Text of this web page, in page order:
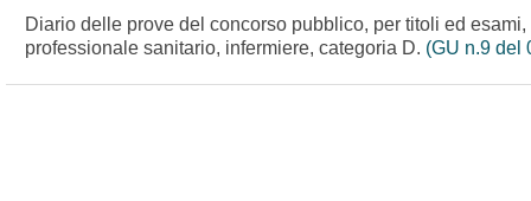
Diario delle prove del concorso pubblico, per titoli ed
professionale sanitario, infermiere, categoria D. (GU n.9 del